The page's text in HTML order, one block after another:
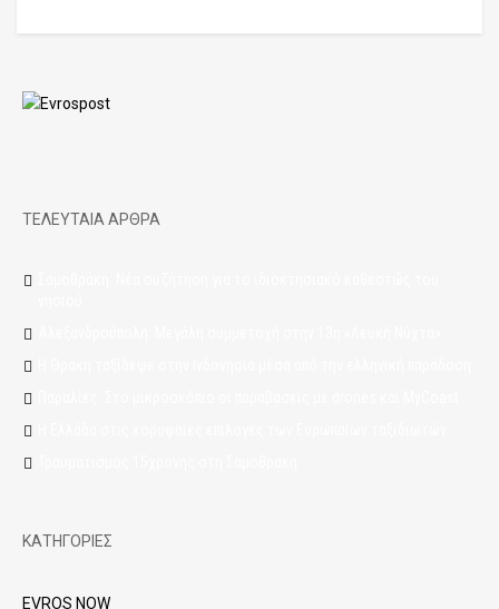
ΤΕΛΕΥΤΑΙΑ ΑΡΘΡΑ
ΚΑΤΗΓΟΡΙΕΣ
EVROS NOW